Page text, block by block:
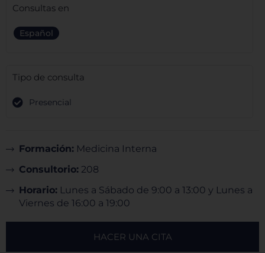
Consultas en
Español
Tipo de consulta
Presencial
Formación: Medicina Interna
Consultorio: 208
Horario: Lunes a Sábado de 9:00 a 13:00 y Lunes a
Viernes de 16:00 a 19:00
HACER UNA CITA